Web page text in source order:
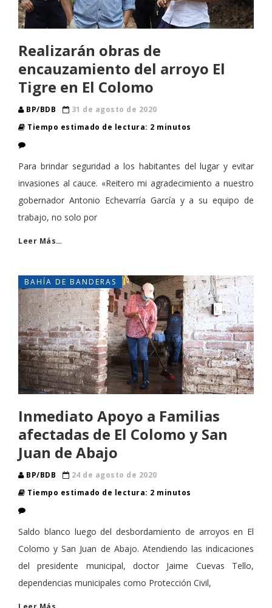
Realizarán obras de
encauzamiento del arroyo El
Tigre en El Colomo
BP/BDB
31 de agosto de 2020
Tiempo estimado de lectura: 2 minutos
​Para brindar seguridad a los habitantes del lugar y evitar
invasiones al cauce. «Reitero mi agradecimiento a nuestro
gobernador Antonio Echevarría García y a su equipo de
trabajo, no solo por
Leer Más…
BAHÍA DE BANDERAS
Inmediato Apoyo a Familias
afectadas de El Colomo y San
Juan de Abajo
BP/BDB
24 de agosto de 2020
Tiempo estimado de lectura: 2 minutos
​Saldo blanco luego del desbordamiento de arroyos en El
Colomo y San Juan de Abajo. Atendiendo las indicaciones
del presidente municipal, doctor Jaime Cuevas Tello,
dependencias municipales como Protección Civil,